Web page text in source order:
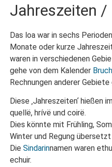
Jahreszeiten /
Das loa war in sechs
Monate oder kurze
waren in verschiedenen
gehe von dem Kalender
Rechnungen anderer
Diese ‚Jahreszeiten‘ hießen
quellë, hrívë und coirë.
Dies könnte mit Frühling,
Winter und Regung
Die Sindarinnamen waren
echuir.